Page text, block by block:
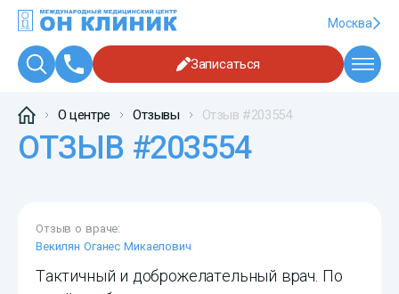
Москва
Записаться
О центре Отзывы Отзыв #203554
ОТЗЫВ #203554
Отзыв о враче:
Векилян Оганес Микаелович
Тактичный и доброжелательный врач. По